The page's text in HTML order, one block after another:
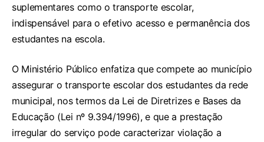
suplementares como o transporte escolar,
indispensável para o efetivo acesso e permanência dos
estudantes na escola.
O Ministério Público enfatiza que compete ao município
assegurar o transporte escolar dos estudantes da rede
municipal, nos termos da Lei de Diretrizes e Bases da
Educação (Lei nº 9.394/1996), e que a prestação
irregular do serviço pode caracterizar violação a